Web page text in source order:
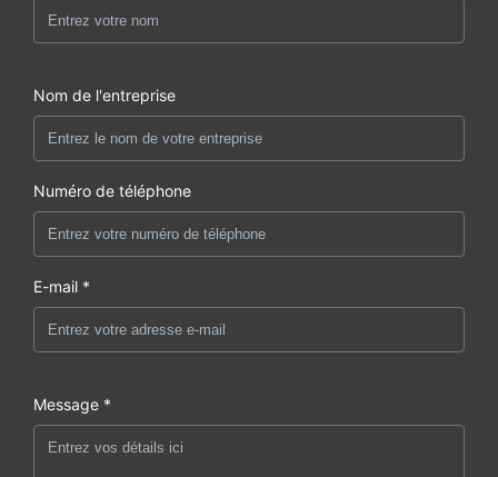
Nom de l'entreprise
Numéro de téléphone
E-mail *
Message *